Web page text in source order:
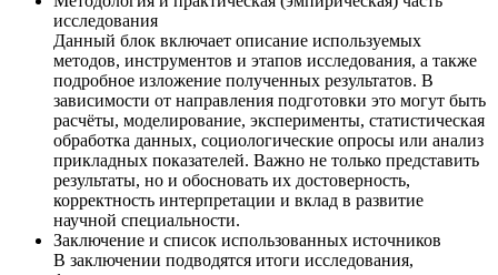
исследования
Данный блок включает описание используемых
методов, инструментов и этапов исследования, а также
подробное изложение полученных результатов. В
зависимости от направления подготовки это могут быть
расчёты, моделирование, эксперименты, статистическая
обработка данных, социологические опросы или анализ
прикладных показателей. Важно не только представить
результаты, но и обосновать их достоверность,
корректность интерпретации и вклад в развитие
научной специальности.
Заключение и список использованных источников
В заключении подводятся итоги исследования,